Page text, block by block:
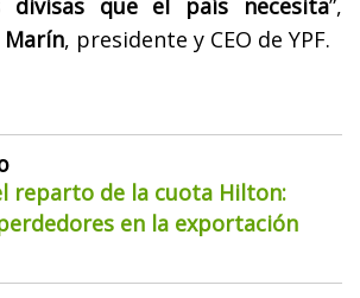
divisas que el país necesita”,
Marín, presidente y CEO de YPF.
reparto de la cuota Hilton:
en la exportación